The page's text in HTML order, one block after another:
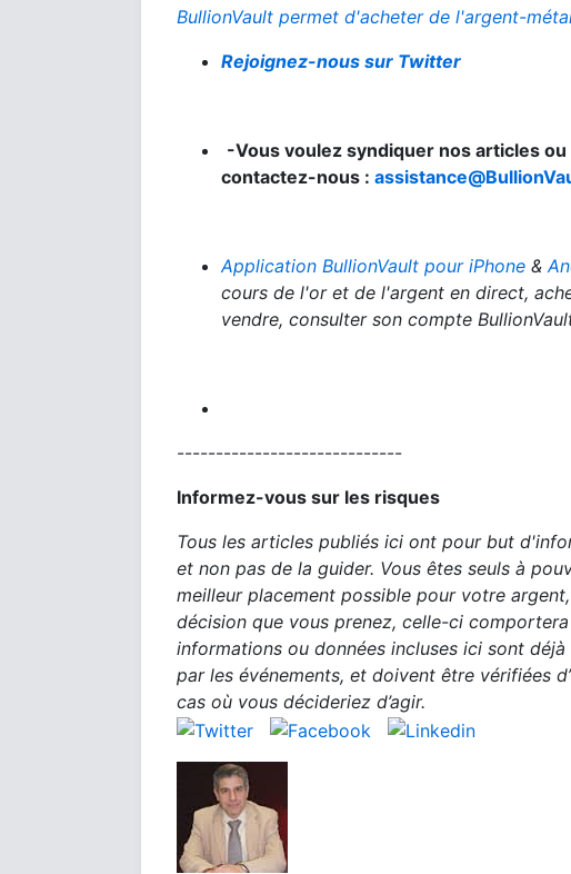
BullionVault permet d'acheter de l'argent-
Rejoignez-nous sur Twitter
-Vous voulez syndiquer nos articles
contactez-nous :
Application BullionVault pour iPhone &
cours de l'or et de l'argent en direct,
vendre, consulter son compte
-----------------------------
Informez-vous sur les risques
Tous les articles publiés ici ont pour but
et non pas de la guider. Vous êtes seuls à
meilleur placement possible pour votre
décision que vous prenez, celle-ci
informations ou données incluses ici sont
par les événements, et doivent être vérifiées
cas où vous décideriez d’agir.